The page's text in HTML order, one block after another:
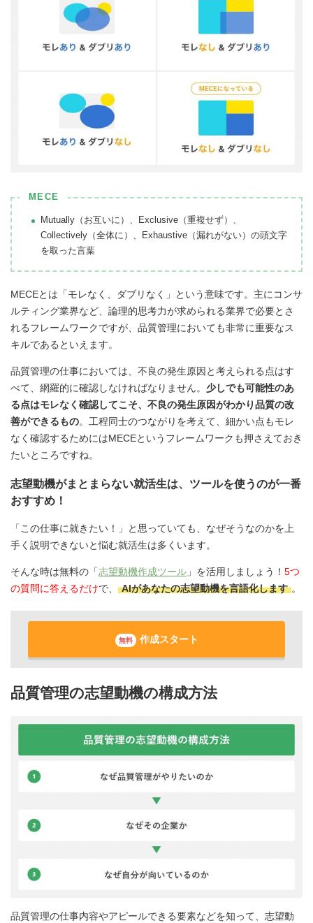
MECE
Mutually（お互いに）、Exclusive（重複せず）、
Collectively（全体に）、Exhaustive（漏れがない）の頭文字
を取った言葉
MECEとは「モレなく、ダブリなく」という意味です。主にコンサ
ルティング業界など、論理的思考力が求められる業界で必要とさ
れるフレームワークですが、品質管理においても非常に重要なス
キルであるといえます。
品質管理の仕事においては、不良の発生原因と考えられる点はす
べて、網羅的に確認しなければなりません。 少しでも可能性のあ
る点はモレなく確認してこそ、不良の発生原因がわかり品質の改
善ができるもの。工程同士のつながりを考えて、細かい点もモレ
なく確認するためにはMECEというフレームワークも押さえておき
たいところですね。
志望動機がまとまらない就活生は、ツールを使うのが一番
おすすめ！
「この仕事に就きたい！」と思っていても、なぜそうなのかを上
手く説明できないと悩む就活生は多くいます。
そんな時は無料の「志望動機作成ツール 」を活用しましょう！ 5つ
の質問に答えるだけで、 AIがあなたの志望動機を言語化します 。
無料 作成スタート
品質管理の志望動機の構成方法
品質管理の仕事内容やアピールできる要素などを知って、志望動